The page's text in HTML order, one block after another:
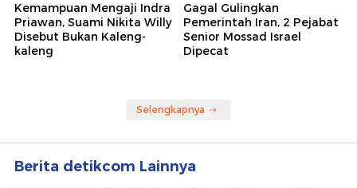
Kemampuan Mengaji Indra
Priawan, Suami Nikita Willy
Disebut Bukan Kaleng-
kaleng
Gagal Gulingkan
Pemerintah Iran, 2 Pejabat
Senior Mossad Israel
Dipecat
Selengkapnya
Berita detikcom Lainnya